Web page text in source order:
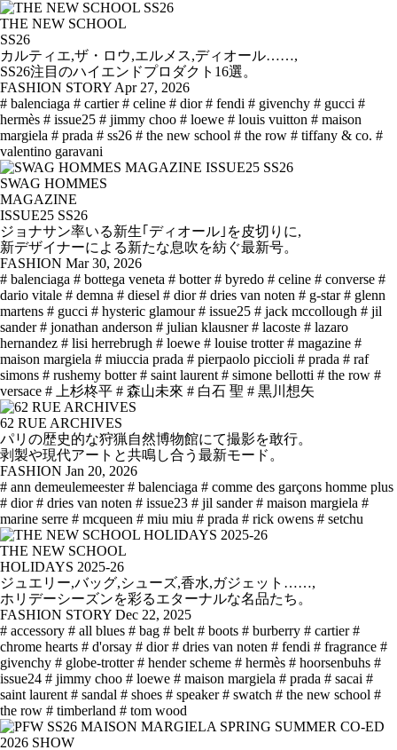
THE NEW SCHOOL
SS26
カルティエ,ザ・ロウ,エルメス,ディオール……,
SS26注目のハイエンドプロダクト16選。
FASHION STORY Apr 27, 2026
# balenciaga # cartier # celine # dior # fendi # givenchy # gucci #
hermès # issue25 # jimmy choo # loewe # louis vuitton # maison
margiela # prada # ss26 # the new school # the row # tiffany & co. #
valentino garavani
SWAG HOMMES
MAGAZINE
ISSUE25 SS26
ジョナサン率いる新生｢ディオール｣を皮切りに,
新デザイナーによる新たな息吹を紡ぐ最新号。
FASHION Mar 30, 2026
# balenciaga # bottega veneta # botter # byredo # celine # converse #
dario vitale # demna # diesel # dior # dries van noten # g-star # glenn
martens # gucci # hysteric glamour # issue25 # jack mccollough # jil
sander # jonathan anderson # julian klausner # lacoste # lazaro
hernandez # lisi herrebrugh # loewe # louise trotter # magazine #
maison margiela # miuccia prada # pierpaolo piccioli # prada # raf
simons # rushemy botter # saint laurent # simone bellotti # the row #
versace # 上杉柊平 # 森山未來 # 白石 聖 # 黒川想矢
62 RUE ARCHIVES
パリの歴史的な狩猟自然博物館にて撮影を敢行。
剥製や現代アートと共鳴し合う最新モード。
FASHION Jan 20, 2026
# ann demeulemeester # balenciaga # comme des garçons homme plus
# dior # dries van noten # issue23 # jil sander # maison margiela #
marine serre # mcqueen # miu miu # prada # rick owens # setchu
THE NEW SCHOOL
HOLIDAYS 2025-26
ジュエリー,バッグ,シューズ,香水,ガジェット……,
ホリデーシーズンを彩るエターナルな名品たち。
FASHION STORY Dec 22, 2025
# accessory # all blues # bag # belt # boots # burberry # cartier #
chrome hearts # d'orsay # dior # dries van noten # fendi # fragrance #
givenchy # globe-trotter # hender scheme # hermès # hoorsenbuhs #
issue24 # jimmy choo # loewe # maison margiela # prada # sacai #
saint laurent # sandal # shoes # speaker # swatch # the new school #
the row # timberland # tom wood